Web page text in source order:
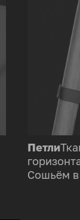
Петли
Сошьём в